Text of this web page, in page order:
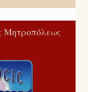
Μητροπόλεως